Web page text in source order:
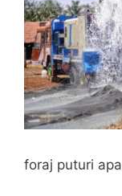
foraj puturi apa